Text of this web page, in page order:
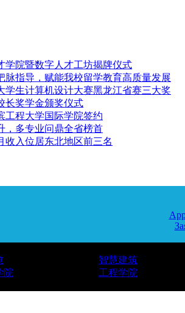
学院暨数字人才工坊揭牌仪式
脉指导，赋能我校留学教育高质量发展
学生计算机设计大赛黑龙江省赛三大奖
长奖学金颁奖仪式
工程大学国际学院签约
，多专业问鼎全省榜首
收入位居东北地区前三名
院
智慧建筑
工程学院